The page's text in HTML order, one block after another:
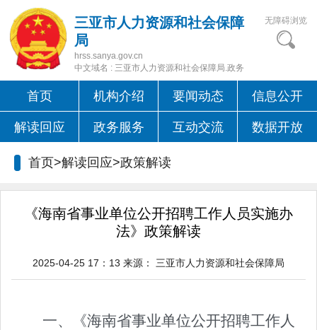
三亚市人力资源和社会保障
局
hrss.sanya.gov.cn
中文域名 : 三亚市人力资源和社会保障局.政务
无障碍浏览
首页 机构介绍 要闻动态 信息公开
解读回应 政务服务 互动交流 数据开放
首页>解读回应>政策解读
《海南省事业单位公开招聘工作人员实施办
法》政策解读
2025-04-25 17：13 来源： 三亚市人力资源和社会保障局
一、《海南省事业单位公开招聘工作人